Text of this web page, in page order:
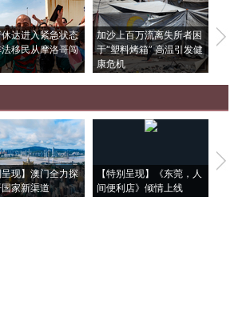
达进入紧急状态
移民从摩洛哥闯
加沙上百万流离失所者困
于“塑料烤箱” 高温引发健
康危机
视线
术：
心“
现】澳门全力探
家新渠道
【特别呈现】《东莞，人
间便利店》倾情上线
【推
会，